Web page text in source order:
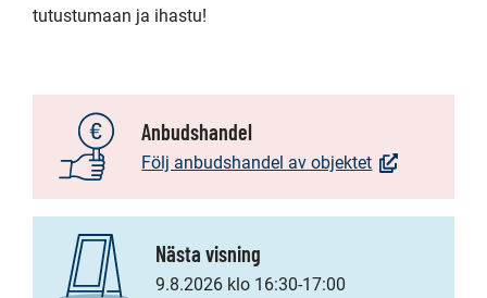
tutustumaan ja ihastu!
Anbudshandel
Följ anbudshandel av objektet(Öppnas
nytt
Nästa visning
9.8.2026 klo 16:30-17:00